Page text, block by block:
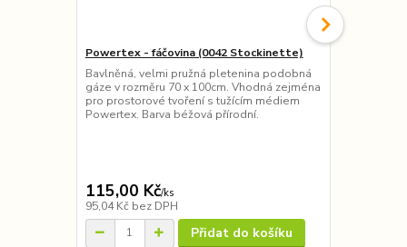
Powertex - fáčovina (0042 Stockinette)
Bavlněná, velmi pružná pletenina podobná
gáze v rozměru 70 x 100cm. Vhodná zejména
pro prostorové tvoření s tužícím médiem
Powertex. Barva béžová přírodní.
115,00 Kč/ks
95,04 Kč bez DPH
Přidat do košíku